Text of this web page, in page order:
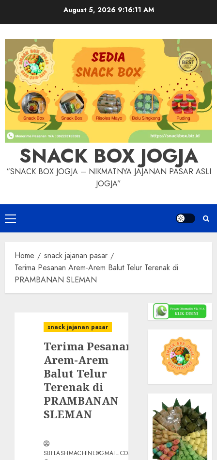
August 5, 2026 9:16:11 AM
SNACK BOX JOGJA
“SNACK BOX JOGJA – NIKMATNYA JAJANAN PASAR ASLI
JOGJA”
Primary
Menu
Home
snack jajanan pasar
Terima Pesanan Arem-Arem Balut Telur Terenak di
PRAMBANAN SLEMAN
snack jajanan pasar
Terima Pesanan
Arem-Arem
Balut Telur
Terenak di
PRAMBANAN
SLEMAN
SBFLASHMACHINE@GMAIL.COM